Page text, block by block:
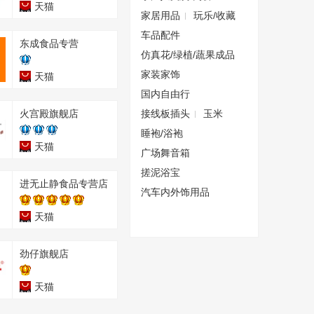
天猫
东成食品专营
天猫
火宫殿旗舰店
天猫
进无止静食品专营店
天猫
劲仔旗舰店
天猫
家居用品
玩乐/收藏
车品配件
仿真花/绿植/蔬果成品
家装家饰
国内自由行
接线板插头
玉米
睡袍/浴袍
广场舞音箱
搓泥浴宝
汽车内外饰用品